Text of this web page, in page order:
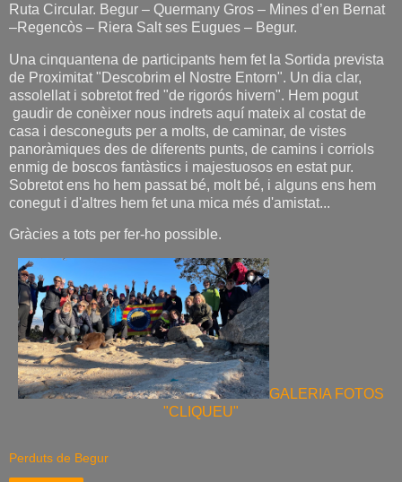
Ruta Circular. Begur – Quermany Gros – Mines d’en Bernat
–Regencòs – Riera Salt ses Eugues – Begur.
Una cinquantena de participants hem fet la Sortida prevista
de Proximitat "Descobrim el Nostre Entorn". Un dia clar,
assolellat i sobretot fred "de rigorós hivern". Hem pogut
gaudir de conèixer nous indrets aquí mateix al costat de
casa i desconeguts per a molts, de caminar, de vistes
panoràmiques des de diferents punts, de camins i corriols
enmig de boscos fantàstics i majestuosos en estat pur.
Sobretot ens ho hem passat bé, molt bé, i alguns ens hem
conegut i d'altres hem fet una mica més d'amistat...
Gràcies a tots per fer-ho possible.
GALERIA FOTOS
"CLIQUEU"
Perduts de Begur